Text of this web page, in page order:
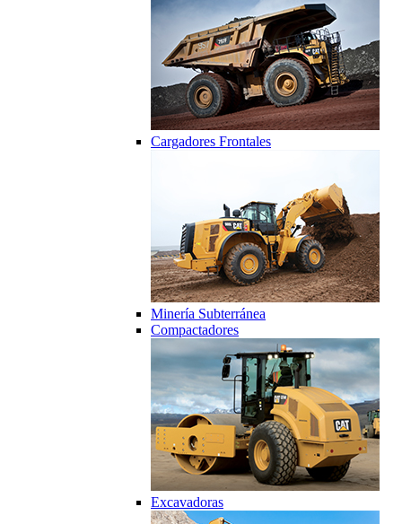
Cargadores Frontales
Minería Subterránea
Compactadores
Excavadoras